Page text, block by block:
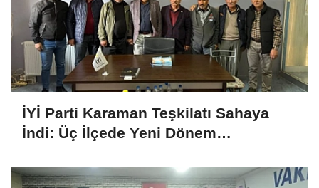
İYİ Parti Karaman Teşkilatı Sahaya
İndi: Üç İlçede Yeni Dönem